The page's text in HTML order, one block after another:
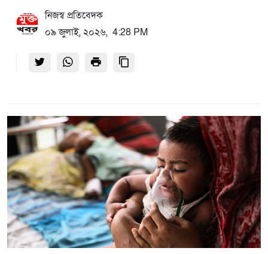
নিজস্ব প্রতিবেদক
০৯ জুলাই, ২০২৬, 4:28 PM